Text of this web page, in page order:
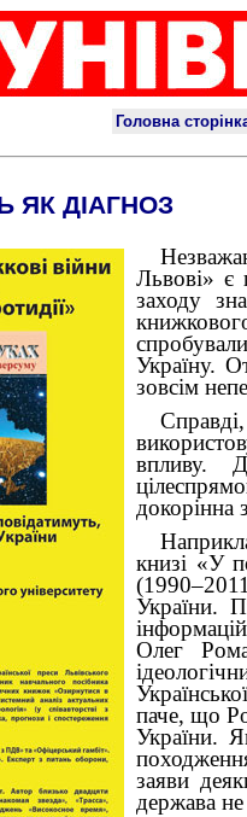
ЯК ДІАГНОЗ
Львові» є
заходу
Україну.
зовсім
впливу.
докорінна
книзі «У
України.
Олег
паче, що
України.
заяви
держава не